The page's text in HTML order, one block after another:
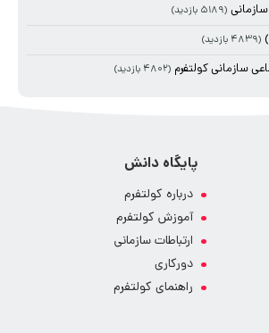
(۵۱۸۹ بازدید)
(۴۸۳۹ بازدید)
سازمانی کولتفرم (۴۸۰۲ بازدید)
پایگاه دانش
درباره کولتفرم
آموزش کولتفرم
ارتباطات سازمانی
دورکاری
راهنمای کولتفرم